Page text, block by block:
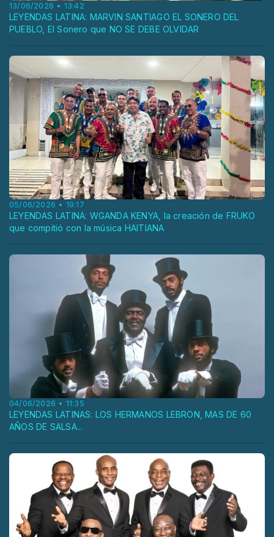
13/06/2026 • 13:42
LEYENDAS LATINA: MARVIN SANTIAGO EL SONERO DEL
PUEBLO, El Sonero que NO SE DEBE OLVIDAR
05/06/2026 • 19:17
LEYENDAS LATINA: WGANDA KENYA, la creación de FRUKO
que compitió con la música HAITIANA
04/06/2026 • 11:35
LEYENDAS LATINAS: LOS HERMANOS LEBRON, MAS DE 60
AÑOS DE SALSA...